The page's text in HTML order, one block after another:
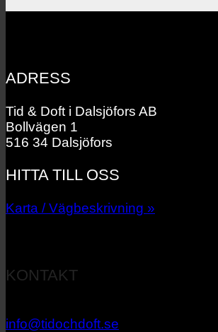
ADRESS
Tid & Doft i Dalsjöfors AB
Bollvägen 1
516 34 Dalsjöfors
HITTA TILL OSS
Karta / Vägbeskrivning »
KONTAKT
info@tidochdoft.se